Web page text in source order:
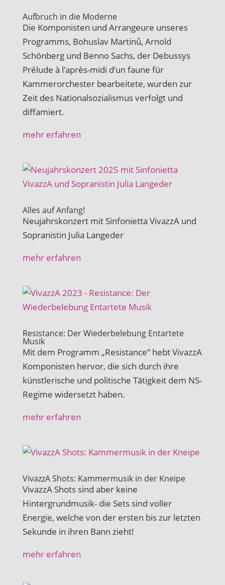
Aufbruch in die Moderne
Die Komponisten und Arrangeure unseres
Programms, Bohuslav Martinů, Arnold
Schönberg und Benno Sachs, der Debussys
Prélude à l’après-midi d’un faune für
Kammerorchester bearbeitete, wurden zur
Zeit des Nationalsozialismus verfolgt und
diffamiert.
mehr erfahren
Alles auf Anfang!
Neujahrskonzert mit Sinfonietta VivazzA und
Sopranistin Julia Langeder
mehr erfahren
Resistance: Der Wiederbelebung Entartete
Musik
Mit dem Programm „Resistance“ hebt VivazzA
Komponisten hervor, die sich durch ihre
künstlerische und politische Tätigkeit dem NS-
Regime widersetzt haben.
mehr erfahren
VivazzA Shots: Kammermusik in der Kneipe
VivazzA Shots sind aber keine
Hintergrundmusik- die Sets sind voller
Energie, welche von der ersten bis zur letzten
Sekunde in ihren Bann zieht!
mehr erfahren